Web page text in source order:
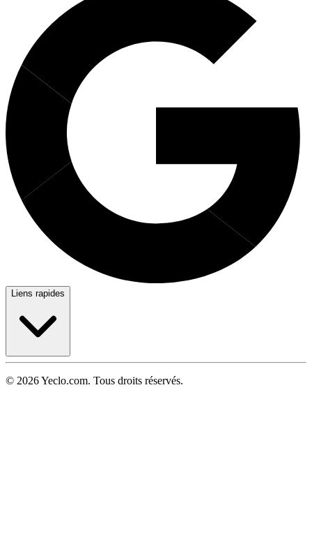
Liens rapides
© 2026 Yeclo.com. Tous droits réservés.